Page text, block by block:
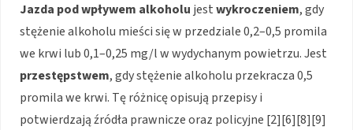
Jazda pod wpływem alkoholu jestwykroczeniem, gdy
stężenie alkoholu mieści się w przedziale 0,2–0,5 promila
we krwi lub 0,1–0,25 mg/l w wydychanym powietrzu. Jest
przestępstwem, gdy stężenie alkoholu przekracza 0,5
promila we krwi. Tę różnicę opisują przepisy i
potwierdzają źródła prawnicze oraz policyjne [2][6][8][9]